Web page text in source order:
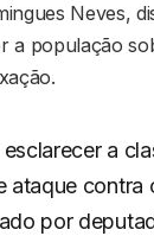
Neves,
a população
esclarecer a
ataque contra
por